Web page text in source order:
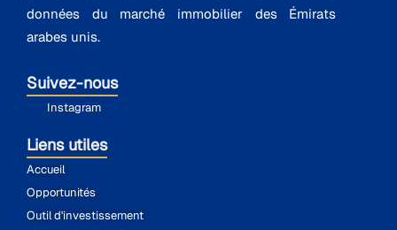
données du marché immobilier des Émirats
arabes unis.
Suivez-nous
Instagram
Liens utiles
Accueil
Opportunités
Outil d'investissement